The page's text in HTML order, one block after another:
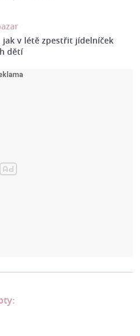
jak v létě zpestřit jídelníček
dětí